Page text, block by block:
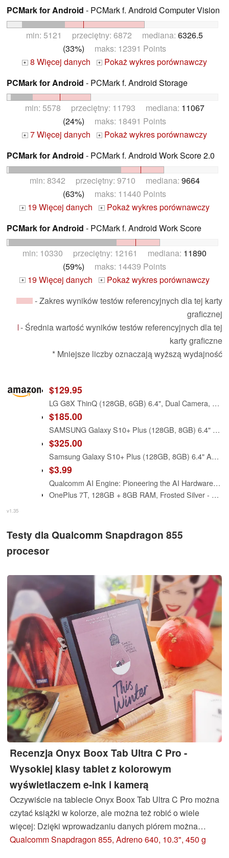
PCMark for Android - PCMark f. Android Computer Vision
min: 5121 przeciętny: 6872 mediana: 6326.5
(33%) maks: 12391 Points
+ 8 Więcej danych +
Pokaż wykres porównawczy
PCMark for Android - PCMark f. Android Storage
min: 5578 przeciętny: 11793 mediana: 11067
(24%) maks: 18491 Points
+ 7 Więcej danych +
Pokaż wykres porównawczy
PCMark for Android - PCMark f. Android Work Score 2.0
min: 8342 przeciętny: 9710 mediana: 9664
(63%) maks: 11440 Points
+ 19 Więcej danych + Pokaż wykres porównawczy
PCMark for Android - PCMark f. Android Work Score
min: 10330 przeciętny: 12161 mediana: 11890
(59%) maks: 14439 Points
+ 19 Więcej danych + Pokaż wykres porównawczy
- Zakres wyników testów referencyjnych dla tej karty
graficznej
- Średnia wartość wyników testów referencyjnych dla tej
karty graficzne
* Mniejsze liczby oznaczają wyższą wydajność
$129.95
LG G8X ThinQ (128GB, 6GB) 6.4", Dual Camera, Snapdragon 855, 4G LTE GSM AT&T Unlocked (T-Mobile, Metro) US Warranty LM-G850UM (Aurora Black)
$185.00
SAMSUNG Galaxy S10+ Plus (128GB, 8GB) 6.4" AMOLED, Snapdragon 855, IP68 Water Resistant, Global 4G LTE (GSM + CDMA) Unlocked (AT&T, Verizon, T-Mobile, Metro) G975U (Prism White)
$325.00
Samsung Galaxy S10+ Plus (128GB, 8GB) 6.4" AMOLED, Snapdragon 855, IP68 Water Resistant, Global 4G LTE (GSM + CDMA) T-Mobile Unlocked (AT&T, Verizon, Sprint, Metro) G975U (Prism Black)
$3.99
Qualcomm AI Engine: Pioneering the AI Hardware Revolution
OnePlus 7T, 128GB + 8GB RAM, Frosted Silver - Unlocked (GSM Only) (Renewed)
v1.35
Testy dla Qualcomm Snapdragon 855
procesor
Recenzja Onyx Boox Tab Ultra C Pro -
Wysokiej klasy tablet z kolorowym
wyświetlaczem e-ink i kamerą
Oczywiście na tablecie Onyx Boox Tab Ultra C Pro można
czytać książki w kolorze, ale można też robić o wiele
więcej: Dzięki wprowadzaniu danych piórem można
rysować lub robić notatki, dzięki systemowi Android
Qualcomm Snapdragon 855, Adreno 640, 10.3", 450 g